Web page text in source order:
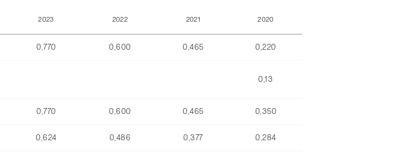
2023 2022 2021 2020
0,770 0,600 0,465 0,220
0,13
0,770 0,600 0,465 0,350
0,624 0,486 0,377 0,284